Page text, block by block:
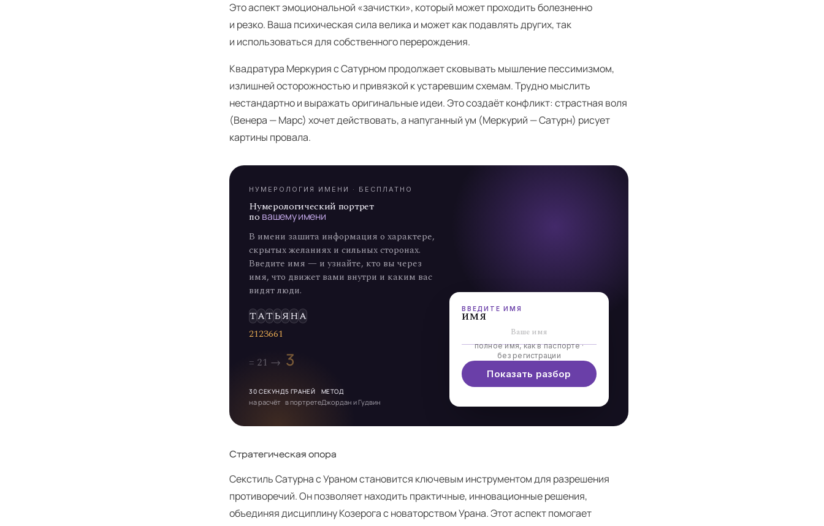
Это аспект эмоциональной «зачистки», который может проходить болезненно
и резко. Ваша психическая сила велика и может как подавлять других, так
и использоваться для собственного перерождения.
Квадратура Меркурия с Сатурном продолжает сковывать мышление пессимизмом,
излишней осторожностью и привязкой к устаревшим схемам. Трудно мыслить
нестандартно и выражать оригинальные идеи. Это создаёт конфликт: страстная воля
(Венера — Марс) хочет действовать, а напуганный ум (Меркурий — Сатурн) рисует
картины провала.
А
7
ЯНУМЕРОЛОГИЯ ИМЕНИ · БЕСПЛАТНО
Нумерологический портрет
по вашему имени
В имени зашита информация о характере,
скрытых желаниях и сильных сторонах.
Введите имя — и узнайте, кто вы через
имя, что движет вами внутри и каким вас
видят люди.
ТАТЬЯНА
2123661
= 21 → 3
30 СЕКУНД
на расчёт
5 ГРАНЕЙ
в портрете
МЕТОД
Джордан и Гудвин
ВВЕДИТЕ ИМЯ
имя
полное имя, как в паспорте ·
без регистрации
Показать разбор
Стратегическая опора
Секстиль Сатурна с Ураном становится ключевым инструментом для разрешения
противоречий. Он позволяет находить практичные, инновационные решения,
объединяя дисциплину Козерога с новаторством Урана. Этот аспект помогает